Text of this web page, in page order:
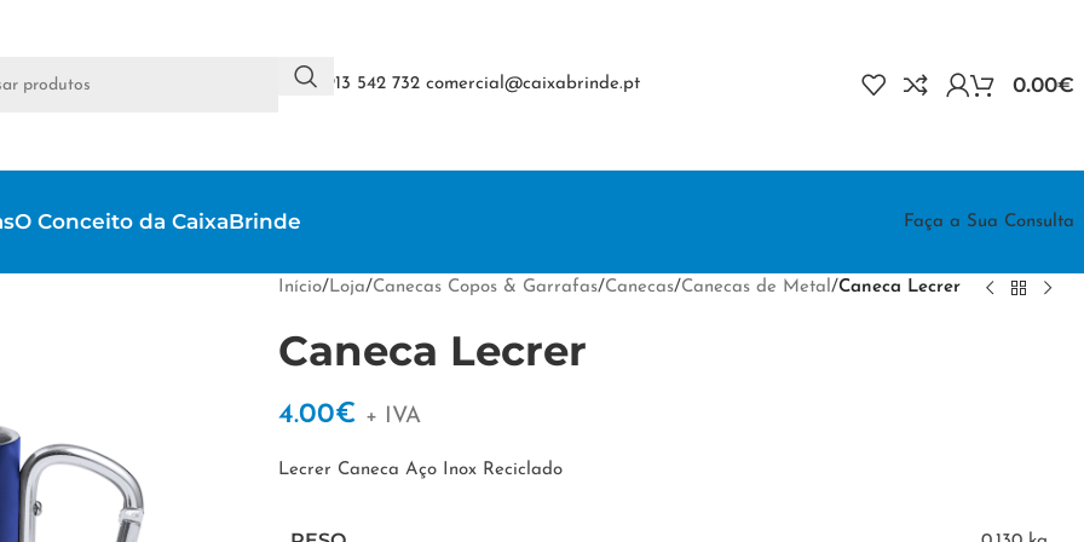
+351 913 542 732 comercial@caixabrinde.pt 0.00€
O Conceito da CaixaBrinde Faça a Sua Consulta
Início/Loja/Canecas Copos & Garrafas/Canecas/Canecas de Metal/Caneca Lecrer
Caneca Lecrer
4.00€ + IVA
Lecrer Caneca Aço Inox Reciclado